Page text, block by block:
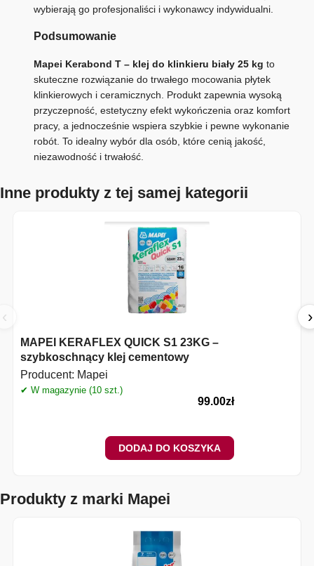
wybierają go profesjonaliści i wykonawcy indywidualni.
Podsumowanie
Mapei Kerabond T – klej do klinkieru biały 25 kg to
skuteczne rozwiązanie do trwałego mocowania płytek
klinkierowych i ceramicznych. Produkt zapewnia wysoką
przyczepność, estetyczny efekt wykończenia oraz komfort
pracy, a jednocześnie wspiera szybkie i pewne wykonanie
robót. To idealny wybór dla osób, które cenią jakość,
niezawodność i trwałość.
Inne produkty z tej samej kategorii
‹
MAPEI KERAFLEX QUICK S1 23KG –
szybkoschnący klej cementowy
Producent: Mapei
✔ W magazynie (10 szt.)
99.00zł
DODAJ DO KOSZYKA
›
Produkty z marki Mapei